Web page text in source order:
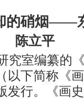
硝烟——
陈立平
室编纂的
下简称《
发行。《画